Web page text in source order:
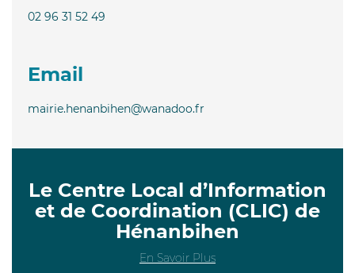
02 96 31 52 49
Email
mairie.henanbihen@wanadoo.fr
Le Centre Local d’Information
et de Coordination (CLIC) de
Hénanbihen
En Savoir Plus